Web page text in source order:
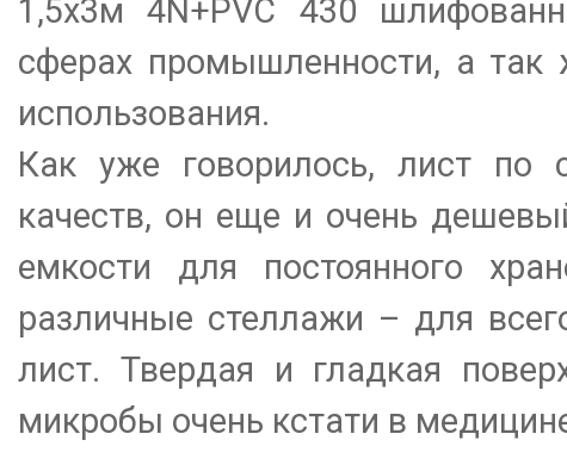
1,5х3м 4N+PVC 430
сферах промышленности, а так
использования.
Как уже говорилось, лист по
качеств, он еще и очень
емкости для постоянного
различные стеллажи – для
лист. Твердая и гладкая
микробы очень кстати в